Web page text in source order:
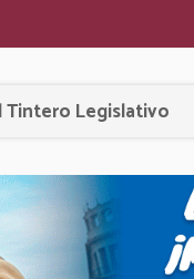
Tintero Legislativo